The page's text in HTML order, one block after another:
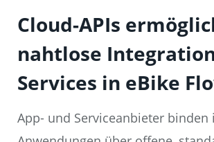
Cloud-APIs
nahtlose
Services in eBike
App- und Serviceanbieter binden